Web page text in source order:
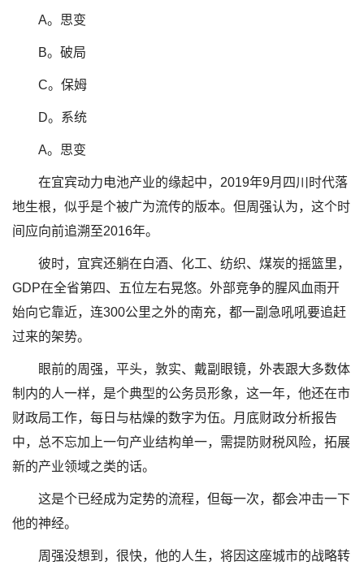
A。思变
B。破局
C。保姆
D。系统
A。思变
在宜宾动力电池产业的缘起中，2019年9月四川时代落
地生根，似乎是个被广为流传的版本。但周强认为，这个时
间应向前追溯至2016年。
彼时，宜宾还躺在白酒、化工、纺织、煤炭的摇篮里，
GDP在全省第四、五位左右晃悠。外部竞争的腥风血雨开
始向它靠近，连300公里之外的南充，都一副急吼吼要追赶
过来的架势。
眼前的周强，平头，敦实、戴副眼镜，外表跟大多数体
制内的人一样，是个典型的公务员形象，这一年，他还在市
财政局工作，每日与枯燥的数字为伍。月底财政分析报告
中，总不忘加上一句产业结构单一，需提防财税风险，拓展
新的产业领域之类的话。
这是个已经成为定势的流程，但每一次，都会冲击一下
他的神经。
周强没想到，很快，他的人生，将因这座城市的战略转